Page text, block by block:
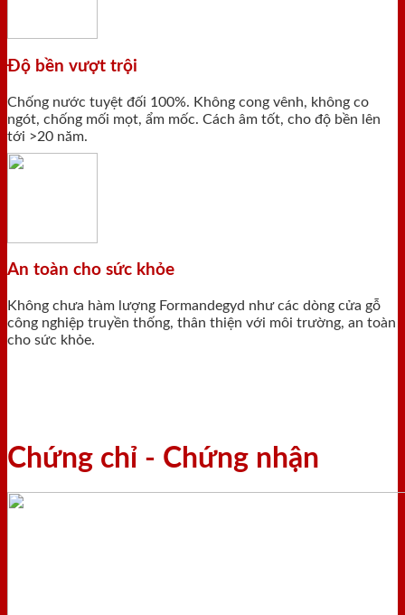
Độ bền vượt trội
Chống nước tuyệt đối 100%. Không cong vênh, không co
ngót, chống mối mọt, ẩm mốc. Cách âm tốt, cho độ bền lên
tới >20 năm.
An toàn cho sức khỏe
Không chưa hàm lượng Formandegyd như các dòng cửa gỗ
công nghiệp truyền thống, thân thiện với môi trường, an toàn
cho sức khỏe.
Chứng chỉ - Chứng nhận